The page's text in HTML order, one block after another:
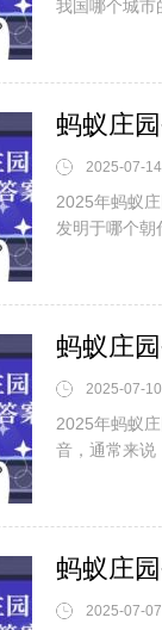
我国哪个城市
2025-07-
2025年蚂蚁
发明于哪个朝
2025-07-
2025年蚂蚁
音，通常来说
2025-07-